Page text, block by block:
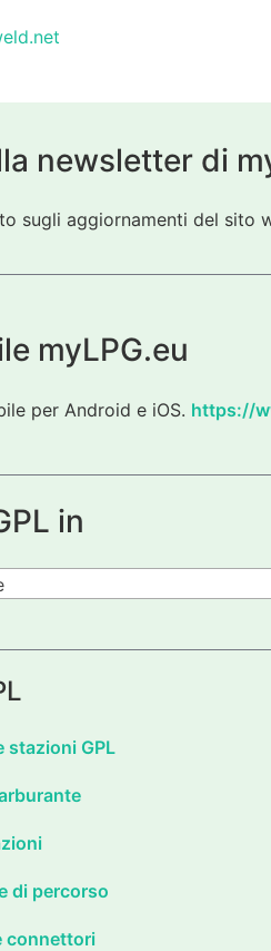
newsletter di
sugli aggiornamenti del sito
myLPG.eu
per Android e iOS. https://
in
stazioni GPL
di percorso
connettori